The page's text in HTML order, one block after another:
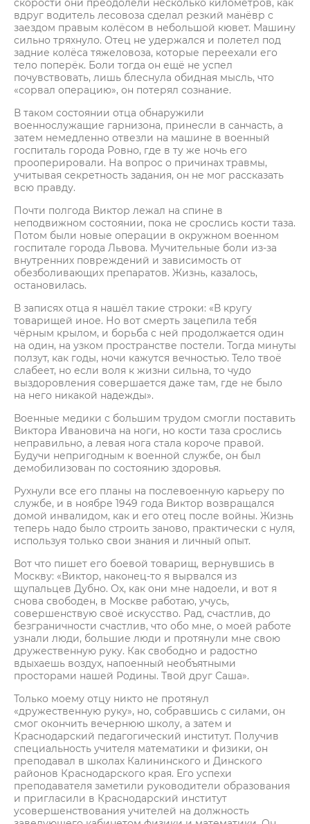
скорости они преодолели несколько километров, как
вдруг водитель лесовоза сделал резкий манёвр с
заездом правым колёсом в небольшой кювет. Машину
сильно тряхнуло. Отец не удержался и полетел под
задние колёса тяжеловоза, которые переехали его
тело поперёк. Боли тогда он ещё не успел
почувствовать, лишь блеснула обидная мысль, что
«сорвал операцию», он потерял сознание.
В таком состоянии отца обнаружили
военнослужащие гарнизона, принесли в санчасть, а
затем немедленно отвезли на машине в военный
госпиталь города Ровно, где в ту же ночь его
прооперировали. На вопрос о причинах травмы,
учитывая секретность задания, он не мог рассказать
всю правду.
Почти полгода Виктор лежал на спине в
неподвижном состоянии, пока не срослись кости таза.
Потом были новые операции в окружном военном
госпитале города Львова. Мучительные боли из-за
внутренних повреждений и зависимость от
обезболивающих препаратов. Жизнь, казалось,
остановилась.
В записях отца я нашёл такие строки: «В кругу
товарищей иное. Но вот смерть зацепила тебя
чёрным крылом, и борьба с ней продолжается один
на один, на узком пространстве постели. Тогда минуты
ползут, как годы, ночи кажутся вечностью. Тело твоё
слабеет, но если воля к жизни сильна, то чудо
выздоровления совершается даже там, где не было
на него никакой надежды».
Военные медики с большим трудом смогли поставить
Виктора Ивановича на ноги, но кости таза срослись
неправильно, а левая нога стала короче правой.
Будучи непригодным к военной службе, он был
демобилизован по состоянию здоровья.
Рухнули все его планы на послевоенную карьеру по
службе, и в ноябре 1949 года Виктор возвращался
домой инвалидом, как и его отец после войны. Жизнь
теперь надо было строить заново, практически с нуля,
используя только свои знания и личный опыт.
Вот что пишет его боевой товарищ, вернувшись в
Москву: «Виктор, наконец-то я вырвался из
щупальцев Дубно. Ох, как они мне надоели, и вот я
снова свободен, в Москве работаю, учусь,
совершенствую своё искусство. Рад, счастлив, до
безграничности счастлив, что обо мне, о моей работе
узнали люди, большие люди и протянули мне свою
дружественную руку. Как свободно и радостно
вдыхаешь воздух, напоенный необъятными
просторами нашей Родины. Твой друг Саша».
Только моему отцу никто не протянул
«дружественную руку», но, собравшись с силами, он
смог окончить вечернюю школу, а затем и
Краснодарский педагогический институт. Получив
специальность учителя математики и физики, он
преподавал в школах Калининского и Динского
районов Краснодарского края. Его успехи
преподавателя заметили руководители образования
и пригласили в Краснодарский институт
усовершенствования учителей на должность